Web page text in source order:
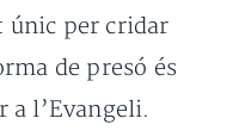
únic per cridar
de presó és
a l’Evangeli.